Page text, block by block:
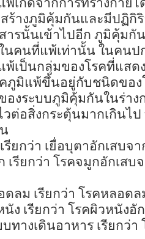
พ้เกิดจากการที่ร่างกาย
ร้างภูมิคุ้มกันและมีปฏิ
ารนั้นเข้าไปอีก ภูมิคุ้มกั
นคนที่แพ้เท่านั้น ในคนป
พ้เป็นกลุ่มของโรคที่แสด
คภูมิแพ้ขึ้นอยู่กับชนิดขอ
งระบบภูมิคุ้มกันในร่าง
วต่อสิ่งกระตุ้นมากเกินไ
รียกว่า เยื่อบุตาอักเสบจ
เรียกว่า โรคจมูกอักเสบ
ดลม เรียกว่า โรคหลอด
ง เรียกว่า โรคผิวหนังอั
ทางเดินอาหาร เรียกว่า